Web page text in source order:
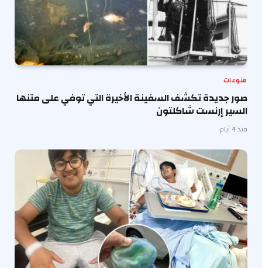
منوعات
صور جديدة تكشف السفينة الأخيرة التي توفي على متنها
السير إرنست شاكلتون
منذ 4 أيام